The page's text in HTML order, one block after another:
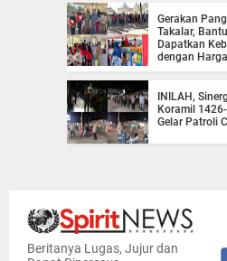
Gerakan
Takalar,
Dapatkan
dengan
INILAH,
Koramil
Gelar Patroli
Beritanya Lugas, Jujur dan